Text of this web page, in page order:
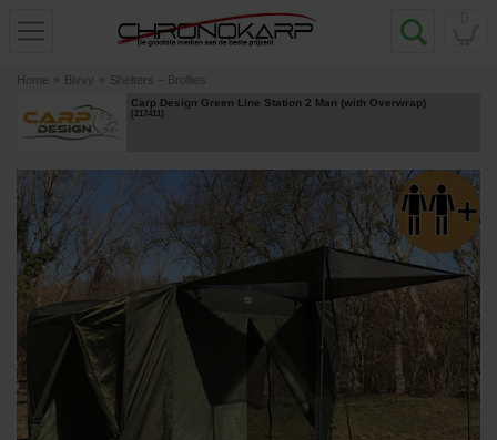
Home » Bivvy » Shelters – Brollies
Carp Design Green Line Station 2 Man (with Overwrap)
[217411]